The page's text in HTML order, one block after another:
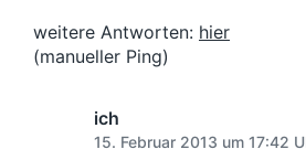
weitere Antworten: hier
(manueller Ping)
ich
15. Februar 2013 um 17:42